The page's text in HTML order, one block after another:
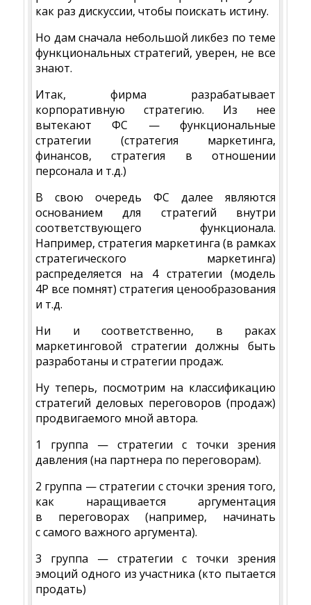
как раз дискуссии, чтобы поискать истину.
Но дам сначала небольшой ликбез по теме
функциональных стратегий, уверен, не все
знают.
Итак, фирма разрабатывает
корпоративную стратегию. Из нее
вытекают ФС — функциональные
стратегии (стратегия маркетинга,
финансов, стратегия в отношении
персонала и т.д.)
В свою очередь ФС далее являются
основанием для стратегий внутри
соответствующего функционала.
Например, стратегия маркетинга (в рамках
стратегического маркетинга)
распределяется на 4 стратегии (модель
4Р все помнят) стратегия ценообразования
и т.д.
Ни и соответственно, в раках
маркетинговой стратегии должны быть
разработаны и стратегии продаж.
Ну теперь, посмотрим на классификацию
стратегий деловых переговоров (продаж)
продвигаемого мной автора.
1 группа — стратегии с точки зрения
давления (на партнера по переговорам).
2 группа — стратегии с сточки зрения того,
как наращивается аргументация
в переговорах (например, начинать
с самого важного аргумента).
3 группа — стратегии с точки зрения
эмоций одного из участника (кто пытается
продать)